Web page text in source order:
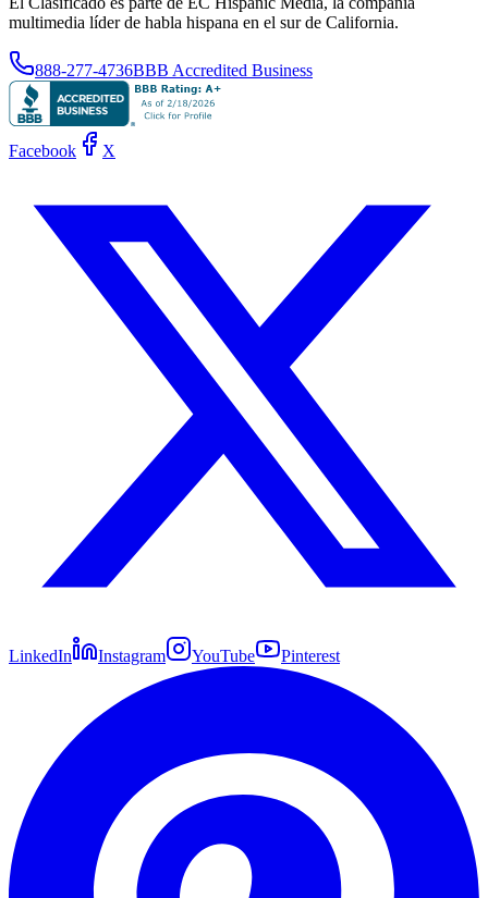
multimedia líder de habla hispana en el sur de California.
888-277-4736BBB Accredited Business
Facebook X
LinkedIn Instagram YouTube Pinterest